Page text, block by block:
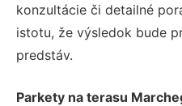
konzultácie či detailné
istotu, že výsledok bude
predstáv.
Parkety na terasu